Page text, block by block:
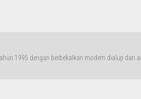
1995 dengan berbekalkan modem dialup dan